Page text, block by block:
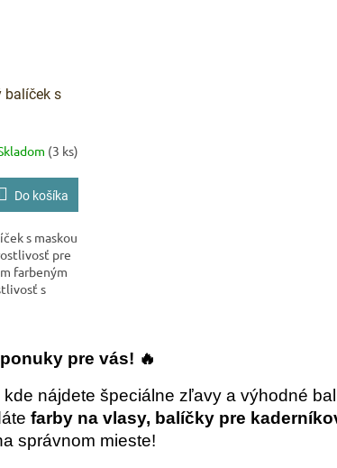
balíček s
(3 ks)
Do košíka
s maskou
pre
farbeným
s
d
a
c
pre vás! 🔥
kde nájdete špeciálne zľavy a výhodné
farby na vlasy, balíčky pre
správnom mieste!